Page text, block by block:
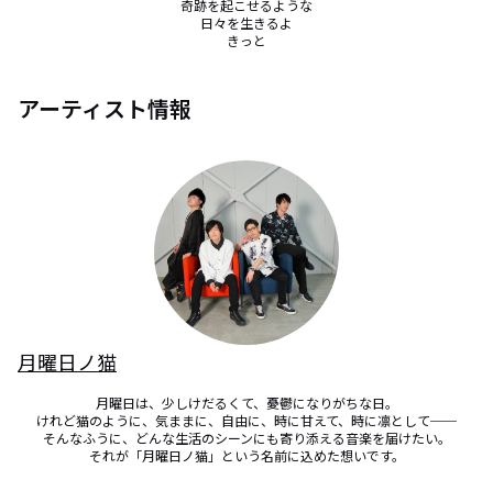
奇跡を起こせるような
日々を生きるよ
きっと
アーティスト情報
月曜日ノ猫
月曜日は、少しけだるくて、憂鬱になりがちな日。
けれど猫のように、気ままに、自由に、時に甘えて、時に凛として──
そんなふうに、どんな生活のシーンにも寄り添える音楽を届けたい。
それが「月曜日ノ猫」という名前に込めた想いです。